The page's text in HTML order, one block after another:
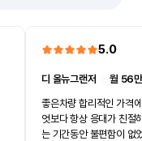
5.0
디 올뉴그랜저 ㅣ월 56
좋은차량 합리적인 가격
엇보다 항상 응대가 친절
는 기간동안 불편함이 없